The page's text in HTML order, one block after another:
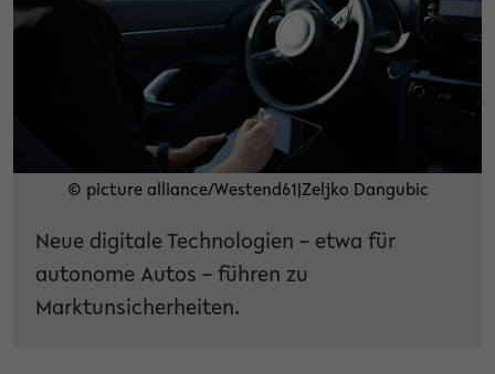
© picture alliance/Westend61|Zeljko Dangubic
Neue digitale Technologien – etwa für
autonome Autos – führen zu
Marktunsicherheiten.